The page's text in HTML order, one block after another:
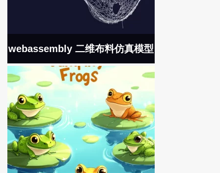
webassembly 二维布料仿真模型